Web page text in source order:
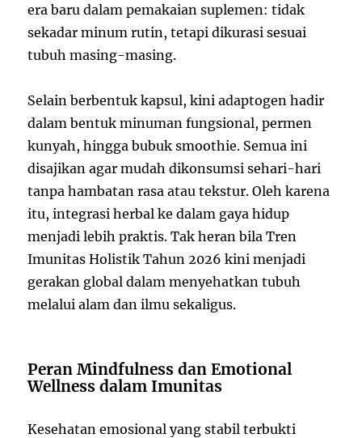
era baru dalam pemakaian suplemen: tidak
sekadar minum rutin, tetapi dikurasi sesuai
tubuh masing-masing.
Selain berbentuk kapsul, kini adaptogen hadir
dalam bentuk minuman fungsional, permen
kunyah, hingga bubuk smoothie. Semua ini
disajikan agar mudah dikonsumsi sehari-hari
tanpa hambatan rasa atau tekstur. Oleh karena
itu, integrasi herbal ke dalam gaya hidup
menjadi lebih praktis. Tak heran bila Tren
Imunitas Holistik Tahun 2026 kini menjadi
gerakan global dalam menyehatkan tubuh
melalui alam dan ilmu sekaligus.
Peran Mindfulness dan Emotional
Wellness dalam Imunitas
Kesehatan emosional yang stabil terbukti